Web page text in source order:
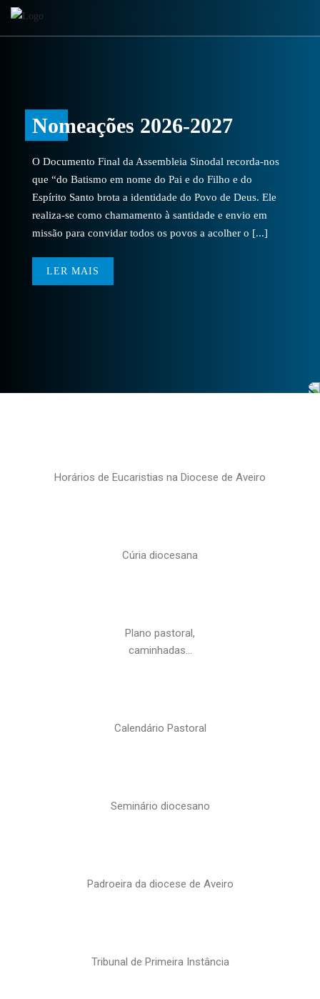
Nomeações 2026-2027
O Documento Final da Assembleia Sinodal recorda-nos
que “do Batismo em nome do Pai e do Filho e do
Espírito Santo brota a identidade do Povo de Deus. Ele
realiza-se como chamamento à santidade e envio em
missão para convidar todos os povos a acolher o [...]
LER MAIS
Horários de Eucaristias na Diocese de Aveiro
Cúria diocesana
Plano pastoral,
caminhadas…
Calendário Pastoral
Seminário diocesano
Padroeira da diocese de Aveiro
Tribunal de Primeira Instância